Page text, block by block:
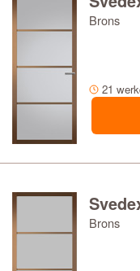
Brons
21
Brons